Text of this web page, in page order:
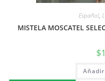
Español,
MISTELA MOSCATEL
$